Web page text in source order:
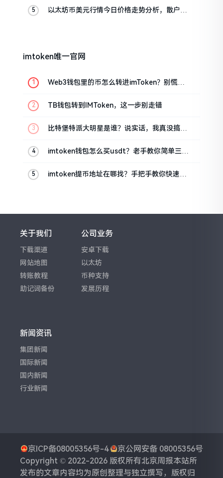
以太坊币美元行情今日价格走势分析，散户如
imtoken唯一官网
Web3钱包里的币怎么转进imToken？别慌，
TB钱包转到IMToken，这一步别走错
比特堡特派大明星是谁？说实话，我真没搞明
imtoken钱包怎么买usdt？老手教你简单三步
imtoken提币地址在哪找？手把手教你快速查
关于我们
下载渠道
网站地图
转账教程
助记词备份
公司业务
安卓下载
以太坊
币种支持
发展历程
新闻资讯
集团新闻
国际新闻
国内新闻
行业新闻
京ICP备08005356号-4
京公网安备 08005356号
Copyright © 2022-2026 版权所有北京周报本站所
发布的文章内容均为原创整理与独立撰写，版权归